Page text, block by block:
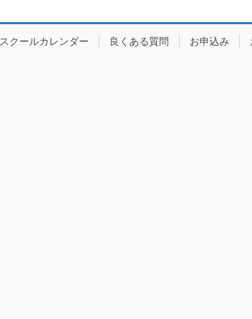
スクールカレンダー 良くある質問 お申込み